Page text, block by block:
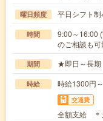
曜日頻度 平日シフト
時間
9:00～16:00
のご相談も
期間 ★即日～長期
時給 時給1300円～
交通費
全額支給 ＊